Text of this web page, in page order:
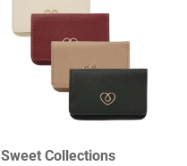
Sweet Collections